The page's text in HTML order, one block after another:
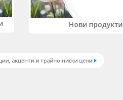
Нови продукти
акценти и трайно ниски цени